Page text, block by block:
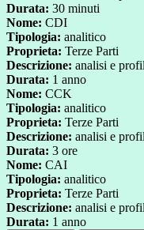
Durata: 30 minuti
Nome: CDI
Tipologia: analitico
Proprieta: Terze Parti
Descrizione: analisi e
Durata: 1 anno
Nome: CCK
Tipologia: analitico
Proprieta: Terze Parti
Descrizione: analisi e
Durata: 3 ore
Nome: CAI
Tipologia: analitico
Proprieta: Terze Parti
Descrizione: analisi e
Durata: 1 anno